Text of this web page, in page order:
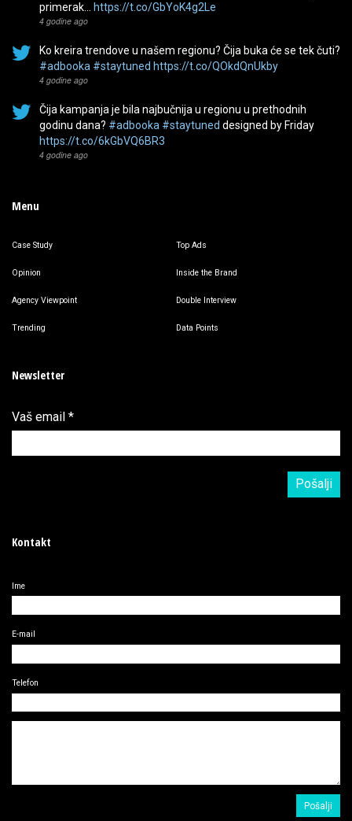
primerak… https://t.co/GbYoK4g2Le
4 godine ago
Ko kreira trendove u našem regionu? Čija buka će se tek čuti?
#adbooka #staytuned https://t.co/QOkdQnUkby
4 godine ago
Čija kampanja je bila najbučnija u regionu u prethodnih
godinu dana? #adbooka #staytuned designed by Friday
https://t.co/6kGbVQ6BR3
4 godine ago
Menu
Case Study Top Ads
Opinion Inside the Brand
Agency Viewpoint Double Interview
Trending Data Points
Newsletter
Vaš email *
Kontakt
Ime
E-mail
Telefon